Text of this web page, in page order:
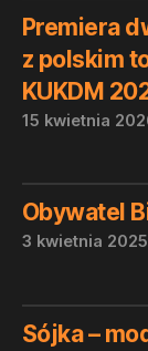
Premiera
z polskim
KUKDM
15 kwietnia
Obywatel
3 kwietnia 2025
Sójka –